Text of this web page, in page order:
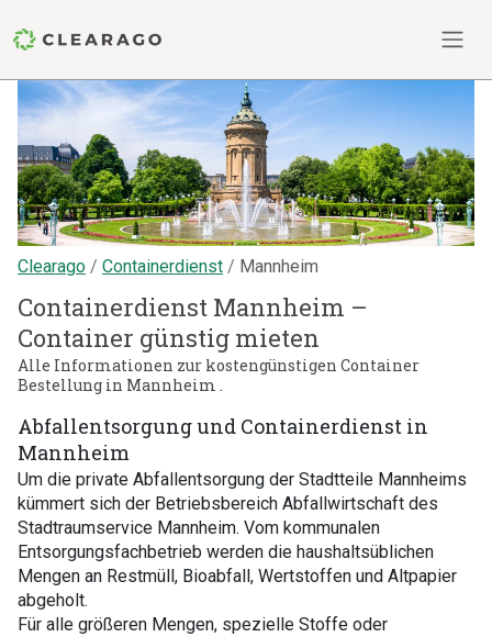
Clearago Containerdienst Mannheim
Containerdienst Mannheim –
Container günstig mieten
Alle Informationen zur kostengünstigen Container
Bestellung in Mannheim .
Abfallentsorgung und Containerdienst in
Mannheim
Um die private Abfallentsorgung der Stadtteile Mannheims
kümmert sich der Betriebsbereich Abfallwirtschaft des
Stadtraumservice Mannheim. Vom kommunalen
Entsorgungsfachbetrieb werden die haushaltsüblichen
Mengen an Restmüll, Bioabfall, Wertstoffen und Altpapier
abgeholt.
Für alle größeren Mengen, spezielle Stoffe oder